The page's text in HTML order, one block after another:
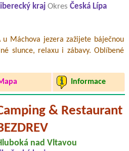
kraj Okres Česká Lípa
u Máchova jezera zažijete báječnou
slunce, relaxu i zábavy. Oblíbené
Informace
& Restaurant
nad Vltavou